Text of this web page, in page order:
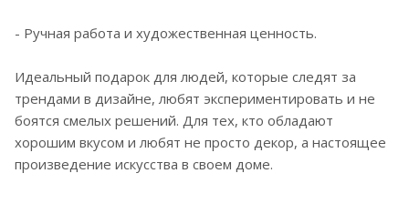
- Ручная работа и художественная ценность.
Идеальный подарок для людей, которые следят за
трендами в дизайне, любят экспериментировать и не
боятся смелых решений. Для тех, кто обладают
хорошим вкусом и любят не просто декор, а настоящее
произведение искусства в своем доме.